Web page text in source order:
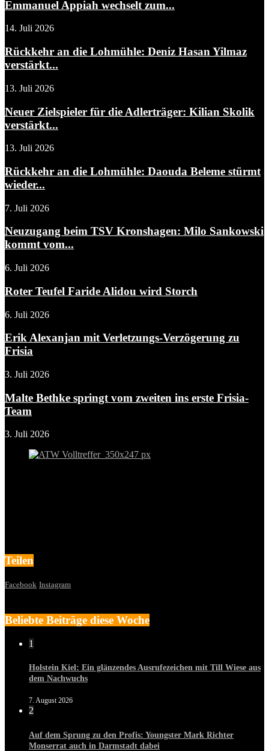
Emmanuel Appiah wechselt zum...
14. Juli 2026
Rückkehr an die Lohmühle: Deniz Hasan Yilmaz
verstärkt...
13. Juli 2026
Neuer Zielspieler für die Adlerträger: Kilian Skolik
verstärkt...
13. Juli 2026
Rückkehr an die Lohmühle: Daouda Beleme stürmt
wieder...
7. Juli 2026
Neuzugang beim TSV Kronshagen: Milo Sankowski
kommt vom...
6. Juli 2026
Roter Teufel Faride Alidou wird Storch
6. Juli 2026
Erik Alexanjan mit Verletzungs-Verzögerung zu
Frisia
3. Juli 2026
Malte Bethke springt vom zweiten ins erste Frisia-
Team
3. Juli 2026
Teilen
Facebook Instagram
Beliebte Beiträge diese Woche
1
Holstein Kiel: Ein glänzendes Ausrufezeichen mit Till Wiese aus
dem Nachwuchs
7. August 2026
2
Auf dem Sprung zu den Profis: Youngster Mark Richter
Monserrat auch in Darmstadt dabei